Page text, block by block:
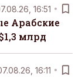
16:51
Арабские
млрд
16:11